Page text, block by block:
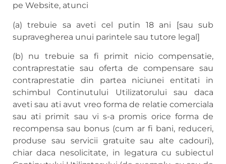
pe Website, atunci
(a) trebuie sa aveti cel putin 18 ani [sau sub
supravegherea unui parintele sau tutore legal]
(b) nu trebuie sa fi primit nicio compensatie,
contraprestatie sau oferta de compensare sau
contraprestatie din partea niciunei entitati in
schimbul Continutului Utilizatorului sau daca
aveti sau ati avut vreo forma de relatie comerciala
sau ati primit sau vi s-a promis orice forma de
recompensa sau bonus (cum ar fi bani, reduceri,
produse sau servicii gratuite sau alte cadouri),
chiar daca nesolicitate, in legatura cu subiectul